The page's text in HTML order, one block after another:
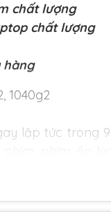
chất lượng
chất lượng
hàng
1040g2
lập tức trong
bán kính 3km.
tiêu chí chất